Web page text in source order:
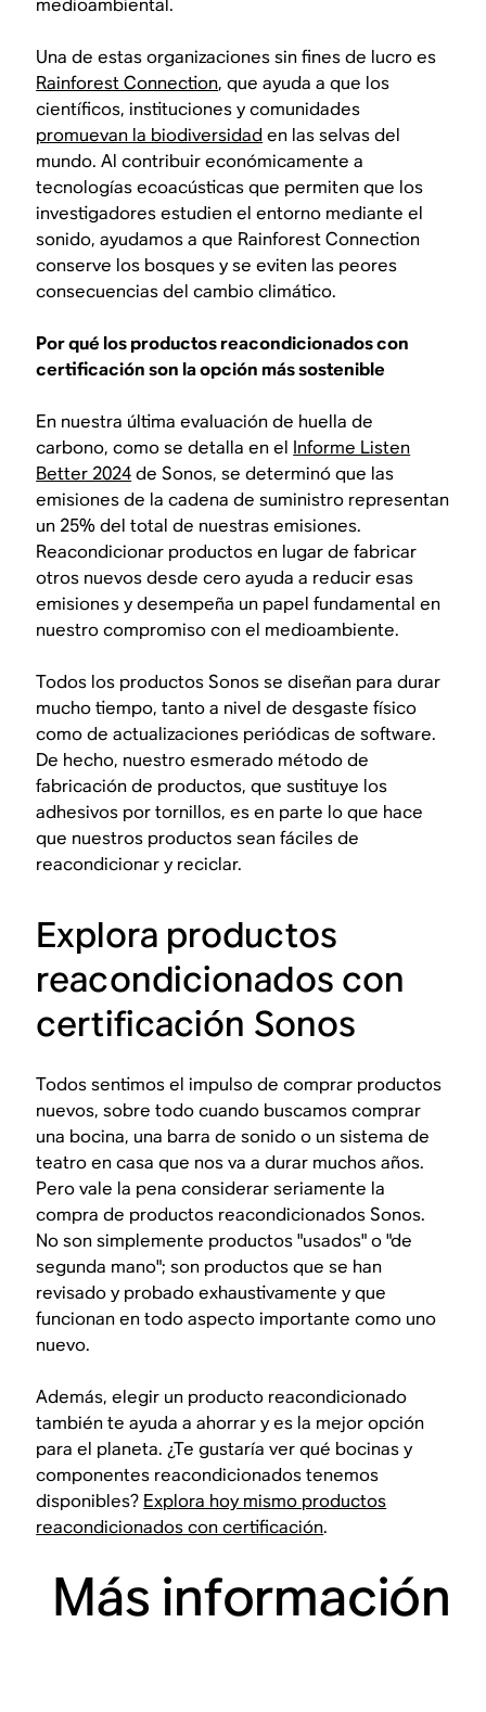
medioambiental.
Una de estas organizaciones sin fines de lucro es
Rainforest Connection, que ayuda a que los
científicos, instituciones y comunidades
promuevan la biodiversidad en las selvas del
mundo. Al contribuir económicamente a
tecnologías ecoacústicas que permiten que los
investigadores estudien el entorno mediante el
sonido, ayudamos a que Rainforest Connection
conserve los bosques y se eviten las peores
consecuencias del cambio climático.
Por qué los productos reacondicionados con
certificación son la opción más sostenible
En nuestra última evaluación de huella de
carbono, como se detalla en el Informe Listen
Better 2024de Sonos, se determinó que las
emisiones de la cadena de suministro representan
un 25% del total de nuestras emisiones.
Reacondicionar productos en lugar de fabricar
otros nuevos desde cero ayuda a reducir esas
emisiones y desempeña un papel fundamental en
nuestro compromiso con el medioambiente.
Todos los productos Sonos se diseñan para durar
mucho tiempo, tanto a nivel de desgaste físico
como de actualizaciones periódicas de software.
De hecho, nuestro esmerado método de
fabricación de productos, que sustituye los
adhesivos por tornillos, es en parte lo que hace
que nuestros productos sean fáciles de
reacondicionar y reciclar.
Explora productos
reacondicionados con
certificación Sonos
Todos sentimos el impulso de comprar productos
nuevos, sobre todo cuando buscamos comprar
una bocina, una barra de sonido o un sistema de
teatro en casa que nos va a durar muchos años.
Pero vale la pena considerar seriamente la
compra de productos reacondicionados Sonos.
No son simplemente productos "usados" o "de
segunda mano"; son productos que se han
revisado y probado exhaustivamente y que
funcionan en todo aspecto importante como uno
nuevo.
Además, elegir un producto reacondicionado
también te ayuda a ahorrar y es la mejor opción
para el planeta. ¿Te gustaría ver qué bocinas y
componentes reacondicionados tenemos
disponibles? Explora hoy mismo productos
reacondicionados con certificación.
Más información